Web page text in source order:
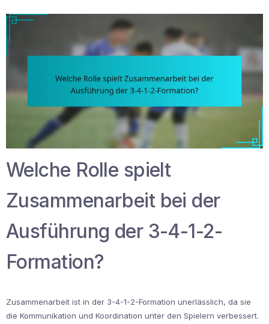
Welche Rolle spielt
Zusammenarbeit bei der
Ausführung der 3-4-1-2-
Formation?
Zusammenarbeit ist in der 3-4-1-2-Formation unerlässlich, da sie
die Kommunikation und Koordination unter den Spielern verbessert.